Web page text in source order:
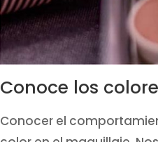
Conoce los
Conocer el